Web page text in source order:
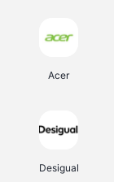
Acer
Desigual